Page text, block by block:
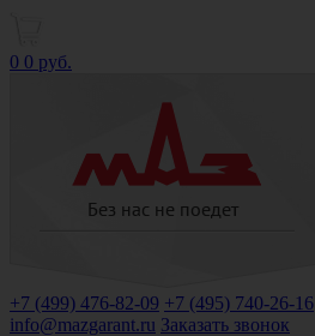
0 0 руб.
+7 (499) 476-82-09 +7 (495) 740-26-16
info@mazgarant.ru Заказать звонок